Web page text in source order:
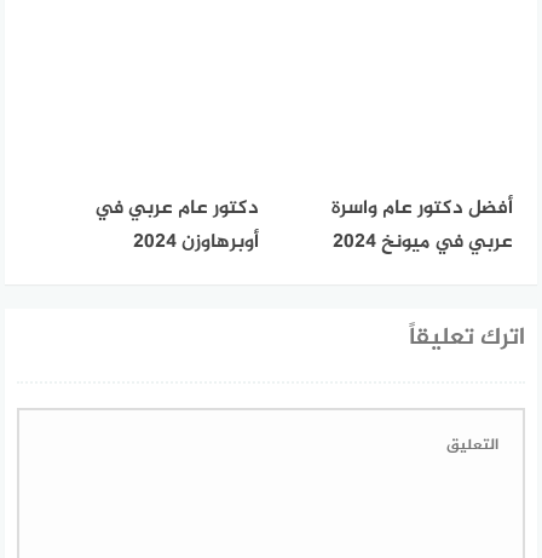
أفضل دكتور عام واسرة
عربي في ميونخ 2024
دكتور عام عربي في
أوبرهاوزن 2024
اترك تعليقاً